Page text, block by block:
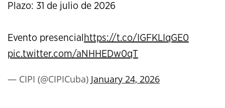
Plazo: 31 de julio de 2026
Evento presencial https://t.co/IGFKLIqGE0
pic.twitter.com/aNHHEDw0qT
— CIPI (@CIPICuba) January 24, 2026